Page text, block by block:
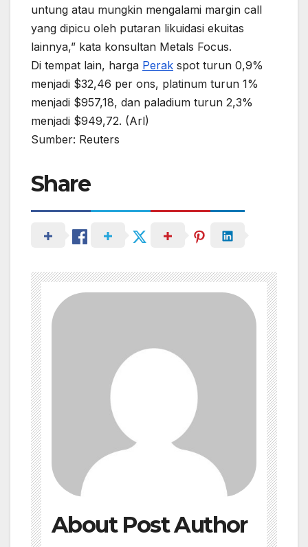
untung atau mungkin mengalami margin call
yang dipicu oleh putaran likuidasi ekuitas
lainnya,” kata konsultan Metals Focus.
Di tempat lain, harga Perak spot turun 0,9%
menjadi $32,46 per ons, platinum turun 1%
menjadi $957,18, dan paladium turun 2,3%
menjadi $949,72. (Arl)
Sumber: Reuters
Share
About Post Author